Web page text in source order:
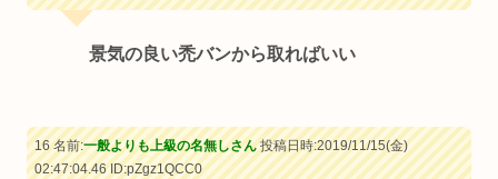
景気の良い禿バンから取ればいい
16 名前:一般よりも上級の名無しさん投稿日時:2019/11/15(金)
02:47:04.46ID:pZgz1QCC0